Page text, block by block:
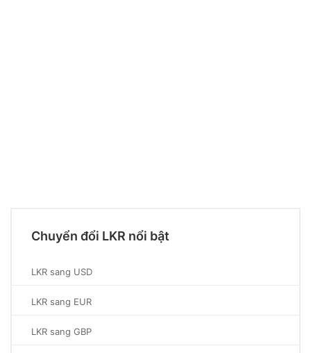
Chuyển đổi LKR nổi bật
LKR sang USD
LKR sang EUR
LKR sang GBP